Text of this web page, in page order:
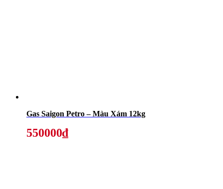
Gas Saigon Petro – Màu Xám 12kg
550000₫